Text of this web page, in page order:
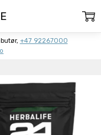
+47 92267000